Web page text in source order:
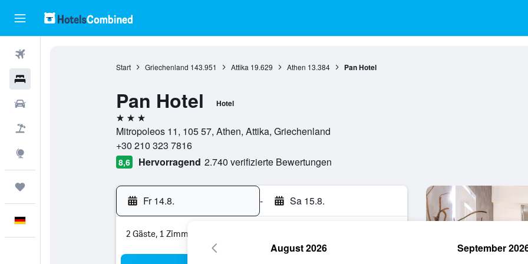
Start Griechenland 143.951 Attika 19.629 Athen 13.384 Pan Hotel
Pan Hotel Hotel
3 Sterne
Mitropoleos 11, 105 57, Athen, Attika, Griechenland
+30 210 323 7816
8,6 Hervorragend 2.740 verifizierte Bewertungen
Fr 14.8. - Sa 15.8.
2 Gäste, 1 Zimmer
August 2026 September